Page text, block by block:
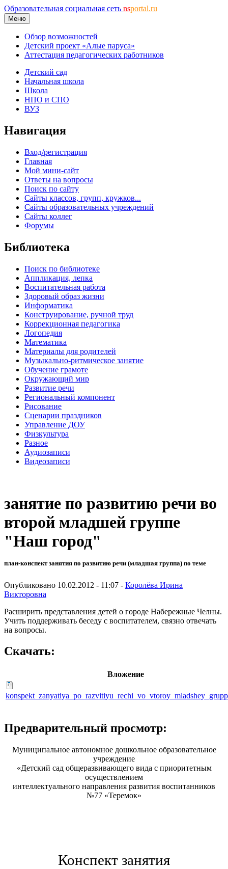
Образовательная социальная сеть nsportal.ru
Меню
Обзор возможностей
Детский проект «Алые паруса»
Аттестация педагогических работников
Детский сад
Начальная школа
Школа
НПО и СПО
ВУЗ
Навигация
Вход/регистрация
Главная
Мой мини-сайт
Ответы на вопросы
Поиск по сайту
Сайты классов, групп, кружков...
Сайты образовательных учреждений
Сайты коллег
Форумы
Библиотека
Поиск по библиотеке
Аппликация, лепка
Воспитательная работа
Здоровый образ жизни
Информатика
Конструирование, ручной труд
Коррекционная педагогика
Логопедия
Математика
Материалы для родителей
Музыкально-ритмическое занятие
Обучение грамоте
Окружающий мир
Развитие речи
Региональный компонент
Рисование
Сценарии праздников
Управление ДОУ
Физкультура
Разное
Аудиозаписи
Видеозаписи
занятие по развитию речи во
второй младшей группе
"Наш город"
план-конспект занятия по развитию речи (младшая группа) по теме
Опубликовано 10.02.2012 - 11:07 - Королёва Ирина
Викторовна
Расширить представления детей о городе Набережные Челны.
Учить поддерживать беседу с воспитателем, связно отвечать
на вопросы.
Скачать:
Вложение
Предварительный просмотр:
Муниципальное автономное дошкольное образовательное
учреждение
«Детский сад общеразвивающего вида с приоритетным
осуществлением
интеллектуального направления развития воспитанников
№77 «Теремок»
Конспект занятия